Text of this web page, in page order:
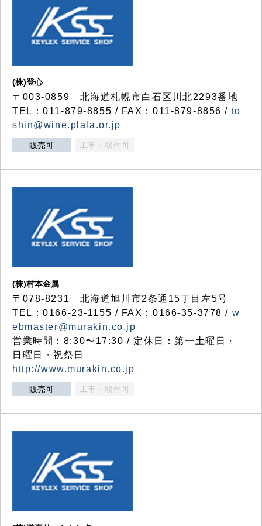
(株)登心
〒003-0859 北海道札幌市白石区川北2293番地
TEL：011-879-8855 / FAX：011-879-8856 / to
shin@wine.plala.or.jp
販売可 工事・取付可
(株)村本金属
〒078-8231 北海道旭川市2条通15丁目左5号
TEL：0166-23-1155 / FAX：0166-35-3778 / w
ebmaster@murakin.co.jp
営業時間：8:30〜17:30 / 定休日：第一土曜日・
日曜日・祝祭日
http://www.murakin.co.jp
販売可 工事・取付可